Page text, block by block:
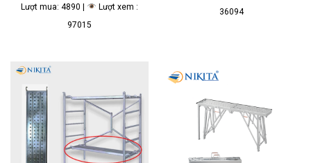
Lượt mua: 4890 |
Lượt xem :
97015
36094